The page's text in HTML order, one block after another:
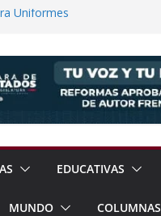
Uniformes
a
EDUCATIVAS
MUNDO COLUMNAS